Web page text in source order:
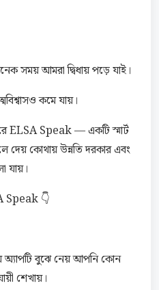
সময় আমরা দ্বিধায় পড়ে যাই।
কমে যায়।
ELSA Speak — একটি স্মার্ট
দেয় কোথায় উন্নতি দরকার এবং
যায়।
Speak 👇
বুঝে নেয় আপনি কোন
শেখায়।